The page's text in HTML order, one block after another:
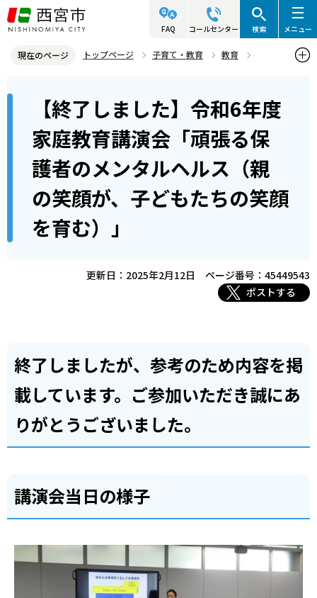
こ
の
ジ
FAQ コールセンター 検索 メニュー
現在のページ トップページ 子育て・教育
教育
【終了しました】令和6年度家庭教育講演会「頑張る保護者のメンタ
ルヘルス（親の笑顔が、子どもたちの笑顔を育む）」
【終了しました】令和6年度
家庭教育講演会「頑張る保
護者のメンタルヘルス（親
の笑顔が、子どもたちの笑顔
を育む）」
更新日：2025年2月12日
ページ番号：45449543
ポストする
終了しましたが、参考のため内容を掲
載しています。ご参加いただき誠にあ
りがとうございました。
講演会当日の様子